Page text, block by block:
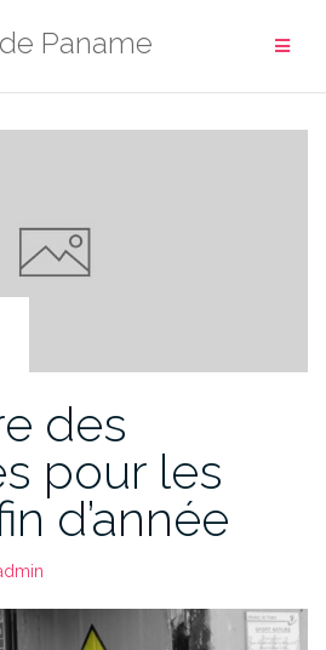
Paname
des
pour les
d’année